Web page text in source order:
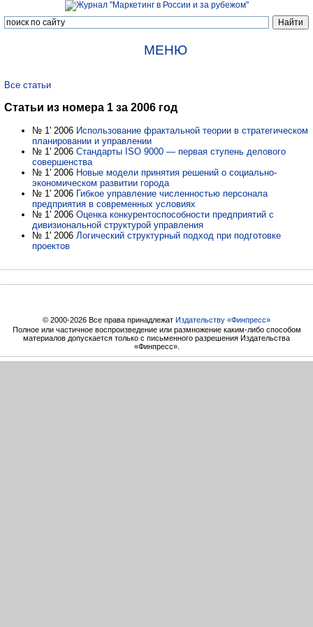
МЕНЮ
Все статьи
Статьи из номера 1 за 2006 год
№ 1' 2006 Использование фрактальной теории в стратегическом
планировании и управлении
№ 1' 2006 Стандарты ISO 9000 — первая ступень делового
совершенства
№ 1' 2006 Новые модели принятия решений о социально-
экономическом развитии города
№ 1' 2006 Гибкое управление численностью персонала
предприятия в современных условиях
№ 1' 2006 Оценка конкурентоспособности предприятий с
дивизиональной структурой управления
№ 1' 2006 Логический структурный подход при подготовке
проектов
© 2000-2026 Все права принадлежат Издательству «Финпресс»
Полное или частичное воспроизведение или размножение каким-либо способом
материалов допускается только с письменного разрешения Издательства
«Финпресс».